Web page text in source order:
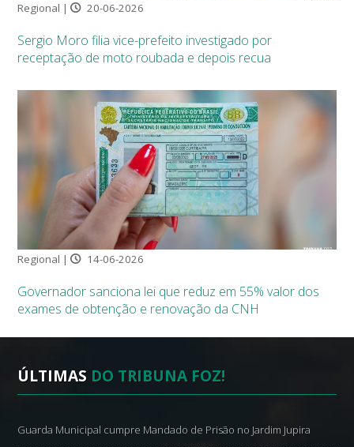
Regional | 20-06-2026
Sergio Moro filia vice-prefeito investigado por
receptação de moto roubada e depois recua
Regional | 14-06-2026
Governador sanciona lei que reduz em 55% valor dos
exames de obtenção e renovação da CNH
ÚLTIMAS DO TRIBUNA FOZ!
Guarda Municipal cumpre Mandado de Prisão no Jardim Jupira